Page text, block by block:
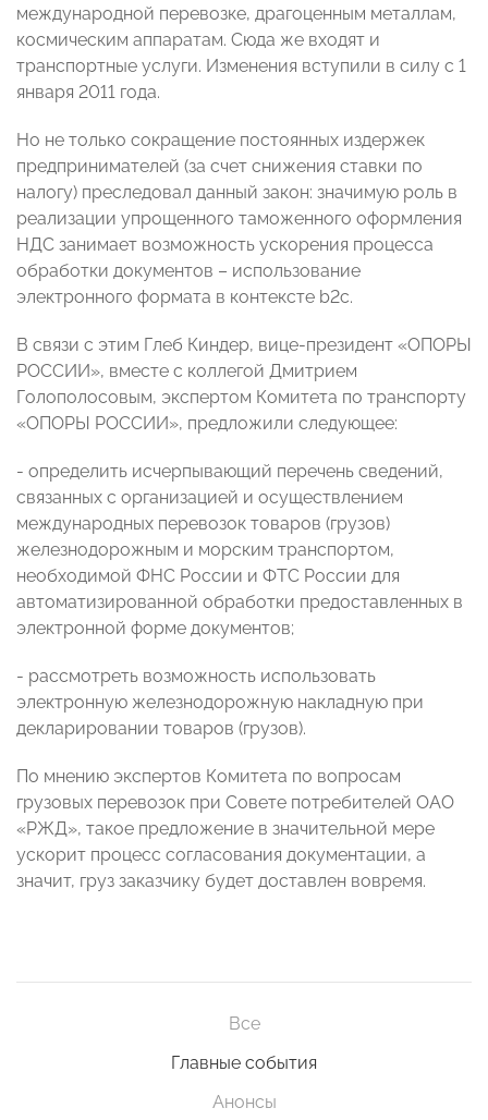
международной перевозке, драгоценным металлам,
космическим аппаратам. Сюда же входят и
транспортные услуги. Изменения вступили в силу с 1
января 2011 года.
Но не только сокращение постоянных издержек
предпринимателей (за счет снижения ставки по
налогу) преследовал данный закон: значимую роль в
реализации упрощенного таможенного оформления
НДС занимает возможность ускорения процесса
обработки документов – использование
электронного формата в контексте b2c.
В связи с этим Глеб Киндер, вице-президент «ОПОРЫ
РОССИИ», вместе с коллегой Дмитрием
Голополосовым, экспертом Комитета по транспорту
«ОПОРЫ РОССИИ», предложили следующее:
- определить исчерпывающий перечень сведений,
связанных с организацией и осуществлением
международных перевозок товаров (грузов)
железнодорожным и морским транспортом,
необходимой ФНС России и ФТС России для
автоматизированной обработки предоставленных в
электронной форме документов;
- рассмотреть возможность использовать
электронную железнодорожную накладную при
декларировании товаров (грузов).
По мнению экспертов Комитета по вопросам
грузовых перевозок при Совете потребителей ОАО
«РЖД», такое предложение в значительной мере
ускорит процесс согласования документации, а
значит, груз заказчику будет доставлен вовремя.
Все
Главные события
Анонсы